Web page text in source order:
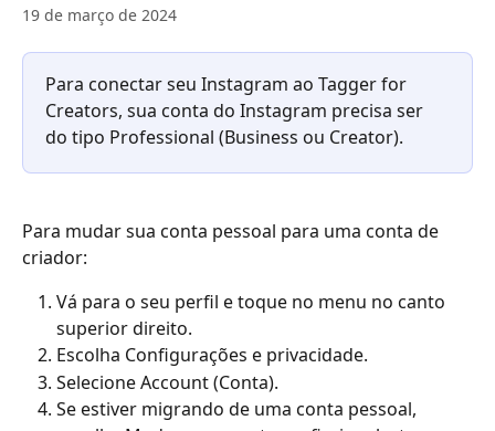
19 de março de 2024
Para conectar seu Instagram ao Tagger for
Creators, sua conta do Instagram precisa ser
do tipo Professional (Business ou Creator).
Para mudar sua conta pessoal para uma conta de
criador:
Vá para o seu perfil e toque no menu no canto
superior direito.
Escolha Configurações e privacidade.
Selecione Account (Conta).
Se estiver migrando de uma conta pessoal,